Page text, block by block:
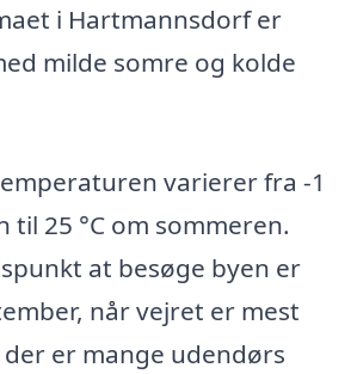
i Hartmannsdorf er
milde somre og kolde
varierer fra -1
til 25 °C om sommeren.
at besøge byen er
når vejret er mest
er mange udendørs